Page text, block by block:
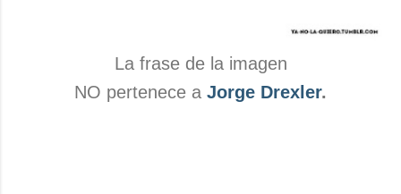
La frase de la imagen
NO pertenece a Jorge Drexler.